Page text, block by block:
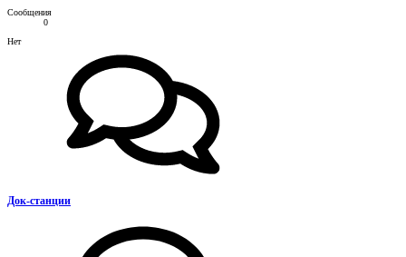
Сообщения
0
Нет
Док-станции